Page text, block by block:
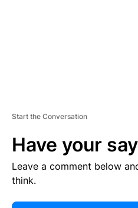
Start the Conversation
Have your
Leave a comment below
think.